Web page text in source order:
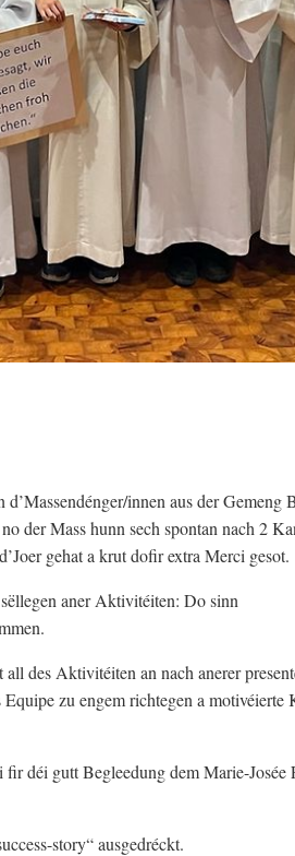
innen aus der Gemeng
der Mass hunn sech spontan nach 2
gehat a krut dofir extra Merci gesot.
aner Aktivitéiten: Do sinn
des Aktivitéiten an nach anerer
Equipe zu engem richtegen a
déi gutt Begleedung dem Marie-Josée
story“ ausgedréckt.